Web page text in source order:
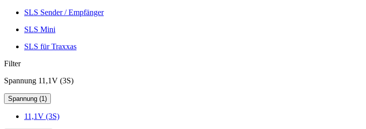
SLS Sender / Empfänger
SLS Mini
SLS für Traxxas
Filter
Spannung 11,1V (3S)
Spannung (1)
11,1V (3S)